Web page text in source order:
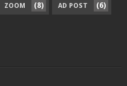
ZOOM (8) AD POST (6)